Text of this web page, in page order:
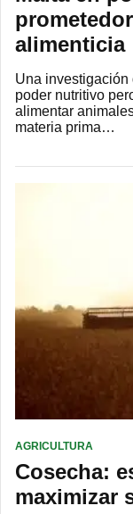
alimenticia
Una investigación
poder nutritivo
alimentar
materia prima…
AGRICULTURA
Cosecha:
maximizar